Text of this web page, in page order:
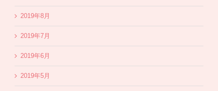
2019年8月
2019年7月
2019年6月
2019年5月